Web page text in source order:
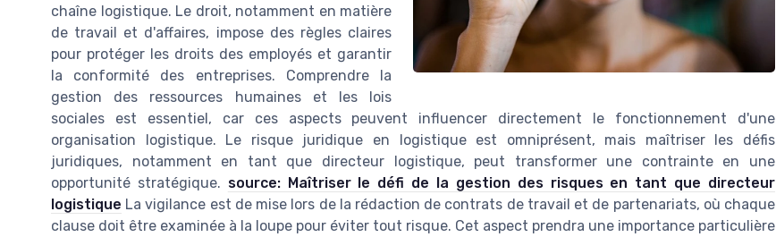
chaîne logistique. Le droit, notamment en matière
de travail et d'affaires, impose des règles claires
pour protéger les droits des employés et garantir
la conformité des entreprises. Comprendre la
gestion des ressources humaines et les lois
sociales est essentiel, car ces aspects peuvent influencer directement le fonctionnement d'une
organisation logistique. Le risque juridique en logistique est omniprésent, mais maîtriser les défis
juridiques, notamment en tant que directeur logistique, peut transformer une contrainte en une
opportunité stratégique. source: Maîtriser le défi de la gestion des risques en tant que directeur
logistique La vigilance est de mise lors de la rédaction de contrats de travail et de partenariats, où chaque
clause doit être examinée à la loupe pour éviter tout risque. Cet aspect prendra une importance particulière